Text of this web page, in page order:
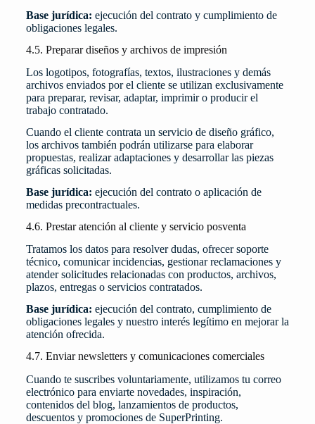
Base jurídica: ejecución del contrato y cumplimiento de
obligaciones legales.
4.5. Preparar diseños y archivos de impresión
Los logotipos, fotografías, textos, ilustraciones y demás
archivos enviados por el cliente se utilizan exclusivamente
para preparar, revisar, adaptar, imprimir o producir el
trabajo contratado.
Cuando el cliente contrata un servicio de diseño gráfico,
los archivos también podrán utilizarse para elaborar
propuestas, realizar adaptaciones y desarrollar las piezas
gráficas solicitadas.
Base jurídica: ejecución del contrato o aplicación de
medidas precontractuales.
4.6. Prestar atención al cliente y servicio posventa
Tratamos los datos para resolver dudas, ofrecer soporte
técnico, comunicar incidencias, gestionar reclamaciones y
atender solicitudes relacionadas con productos, archivos,
plazos, entregas o servicios contratados.
Base jurídica: ejecución del contrato, cumplimiento de
obligaciones legales y nuestro interés legítimo en mejorar la
atención ofrecida.
4.7. Enviar newsletters y comunicaciones comerciales
Cuando te suscribes voluntariamente, utilizamos tu correo
electrónico para enviarte novedades, inspiración,
contenidos del blog, lanzamientos de productos,
descuentos y promociones de SuperPrinting.